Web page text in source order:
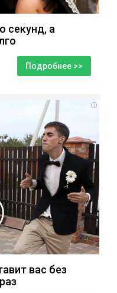
секунд, а
Подробнее >>
i
вас без